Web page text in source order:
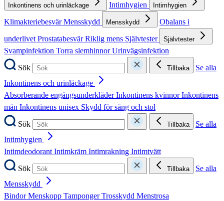
Inkontinens och urinläckage Intimhygien Intimhygien
KlimakteriebesvärMensskydd Mensskydd
Obalans i
underlivetProstatabesvärRiklig mens Självtester Självtester
Svampinfektion Torra slemhinnorUrinvägsinfektion
Sök
Tillbaka
Se alla
Inkontinens och urinläckage
Absorberande engångsunderkläderInkontinens kvinnorInkontinens
män Inkontinens unisex Skydd för säng och stol
Sök
Tillbaka
Se alla
Intimhygien
IntimdeodorantIntimkräm Intimrakning Intimtvätt
Sök
Tillbaka
Se alla
Mensskydd
BindorMenskopp TampongerTrosskydd Menstrosa